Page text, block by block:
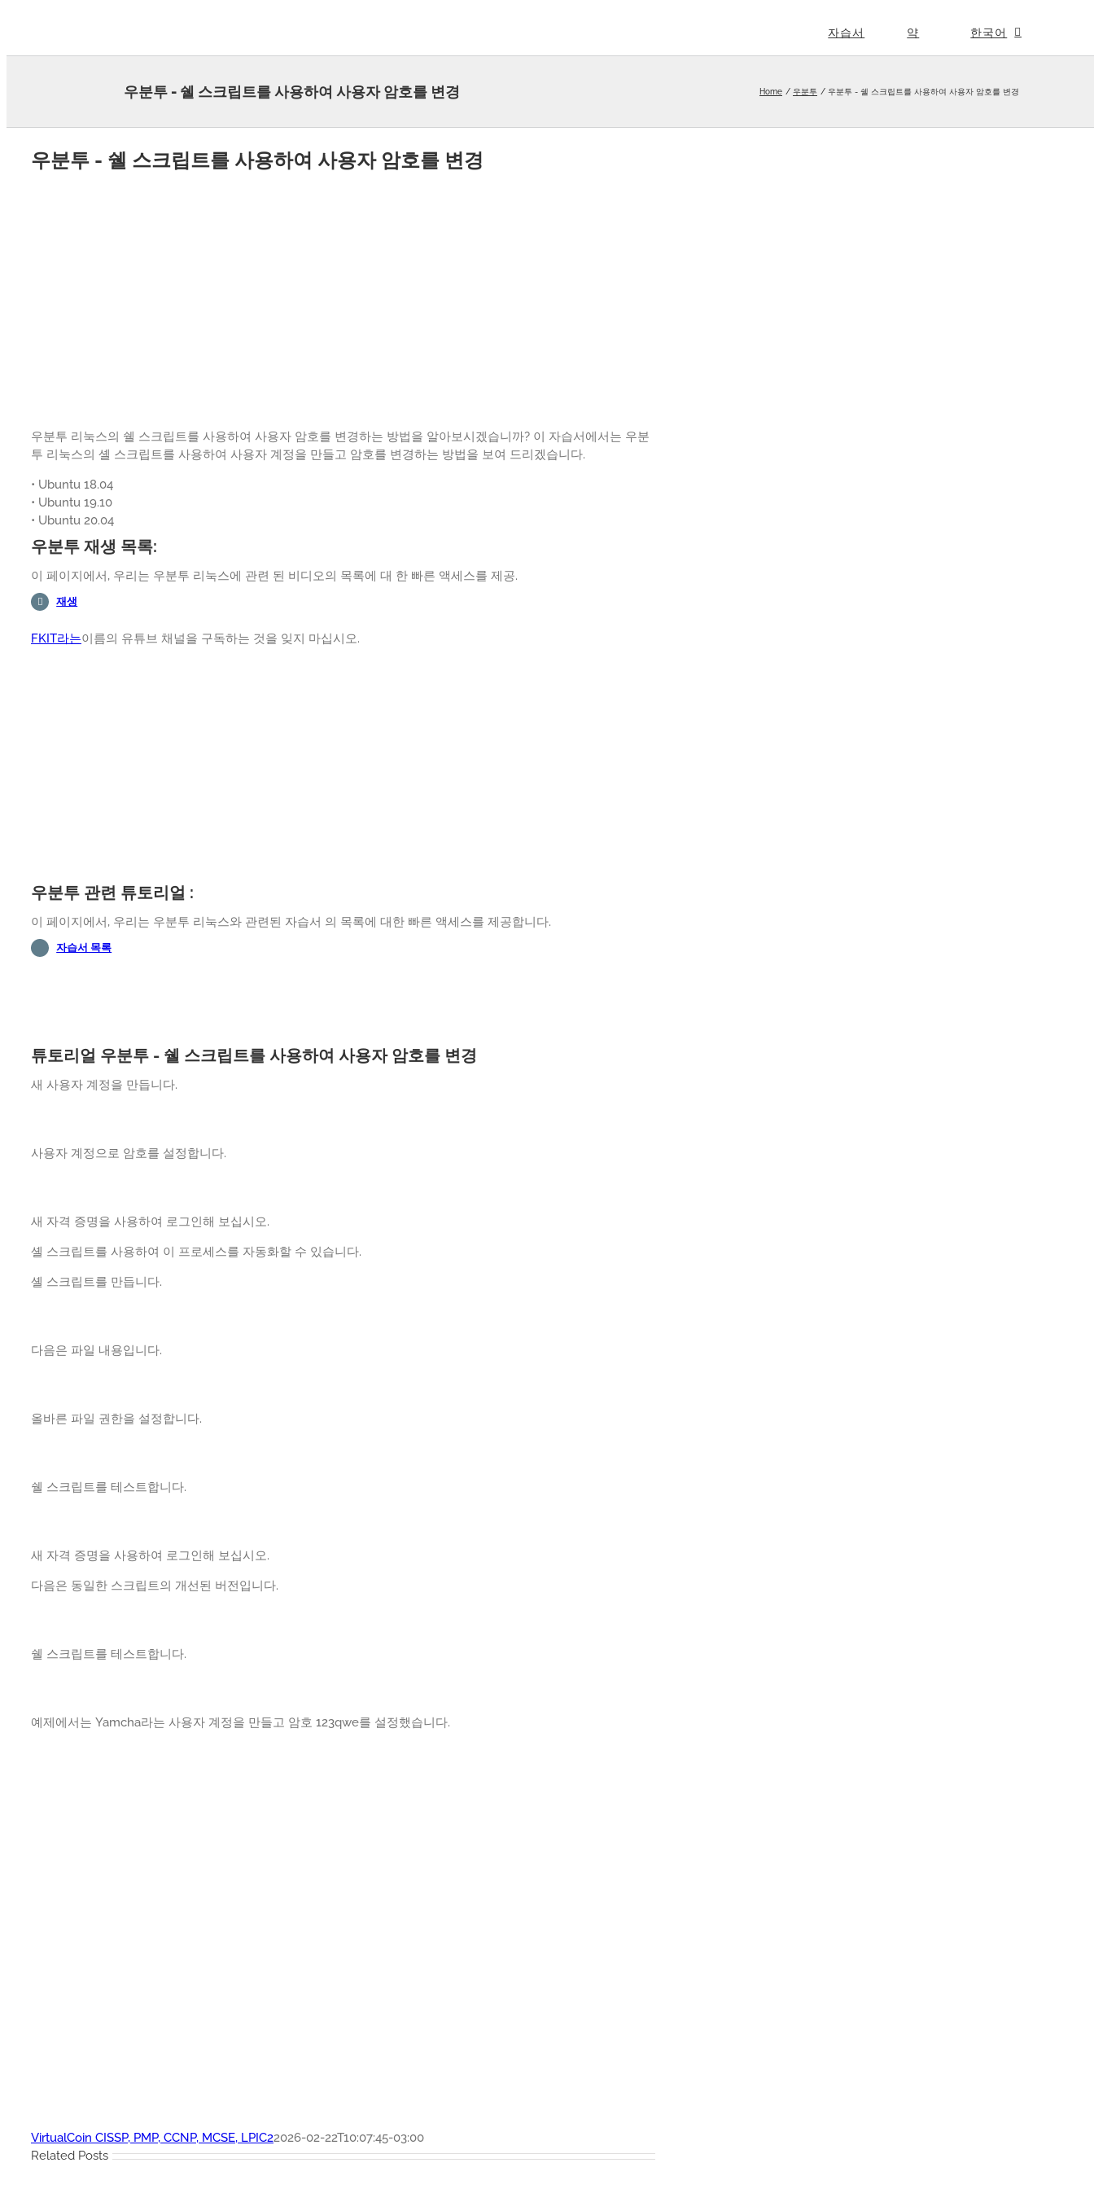
자습서 약 한국어
우분투 - 쉘 스크립트를 사용하여 사용자 암호를 변경 Home 우분투 우분투 - 쉘 스크립트를 사용하여 사용자 암호를 변경
우분투 - 쉘 스크립트를 사용하여 사용자 암호를 변경
우분투 리눅스의 쉘 스크립트를 사용하여 사용자 암호를 변경하는 방법을 알아보시겠습니까? 이 자습서에서는 우분
투 리눅스의 셸 스크립트를 사용하여 사용자 계정을 만들고 암호를 변경하는 방법을 보여 드리겠습니다.
• Ubuntu 18.04
• Ubuntu 19.10
• Ubuntu 20.04
우분투 재생 목록:
이 페이지에서, 우리는 우분투 리눅스에 관련 된 비디오의 목록에 대 한 빠른 액세스를 제공.
재생
FKIT라는이름의 유튜브 채널을 구독하는 것을 잊지 마십시오.
우분투 관련 튜토리얼 :
이 페이지에서, 우리는 우분투 리눅스와 관련된 자습서 의 목록에 대한 빠른 액세스를 제공합니다.
자습서 목록
튜토리얼 우분투 - 쉘 스크립트를 사용하여 사용자 암호를 변경
새 사용자 계정을 만듭니다.
사용자 계정으로 암호를 설정합니다.
새 자격 증명을 사용하여 로그인해 보십시오.
셸 스크립트를 사용하여 이 프로세스를 자동화할 수 있습니다.
셸 스크립트를 만듭니다.
다음은 파일 내용입니다.
올바른 파일 권한을 설정합니다.
쉘 스크립트를 테스트합니다.
새 자격 증명을 사용하여 로그인해 보십시오.
다음은 동일한 스크립트의 개선된 버전입니다.
쉘 스크립트를 테스트합니다.
예제에서는 Yamcha라는 사용자 계정을 만들고 암호 123qwe를 설정했습니다.
VirtualCoin CISSP, PMP, CCNP, MCSE, LPIC22026-02-22T10:07:45-03:00
Related Posts